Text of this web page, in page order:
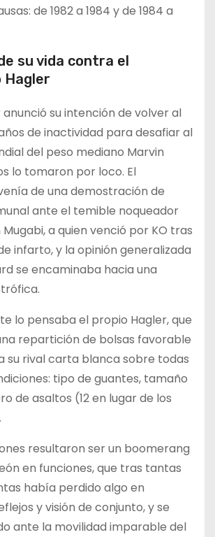
de 1982 a 1984 y de 1984 a
su vida contra el
Hagler
anunció su intención de volver al
de inactividad para desafiar al
del peso mediano Marvin
lo tomaron por loco. El
de una demostración de
ante el temible noqueador
a quien venció por KO tras
infarto, y la opinión generalizada
se encaminaba hacia una
lo pensaba el propio Hagler, que
repartición de bolsas favorable
su rival carta blanca sobre todas
tipo de guantes, tamaño
de asaltos (12 en lugar de los
resultaron ser un boomerang
en funciones, que tras tantas
había perdido algo en
y visión de conjunto, y se
ante la movilidad imparable del